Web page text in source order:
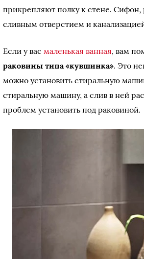
прикрепляют полку к стене.
сливным отверстием и
Если у васмаленькая ванная, вам
раковины типа «кувшинка». Это
можно установить стиральную
стиральную машину, а слив в ней
проблем установить под раковиной.